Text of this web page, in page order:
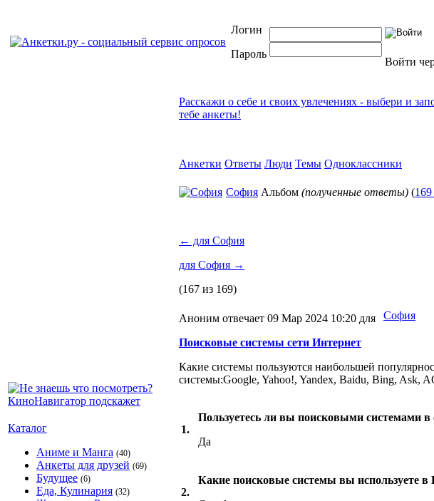
Логин
Пароль
Войти
Каталог
Аниме и Манга (40)
Анкеты для друзей (69)
Будущее (6)
Еда, Кулинария (32)
Расскажи о себе и своих увлечениях - выбери и
тебе анкеты!
Анкетки Ответы Люди Темы Одноклассники
София Альбом (полученные ответы) (169
← для София
для София →
(167 из 169)
Аноним отвечает 09 Мар 2024 10:20 для София
Поисковые системы сети Интернет
Какие системы пользуются наибольшей
системы:Google, Yahoo!, Yandex, Baidu, Bing, Ask,
1.
Пользуетесь ли вы поисковыми системами в
Да
2.
Какие поисковые системы вы используете в